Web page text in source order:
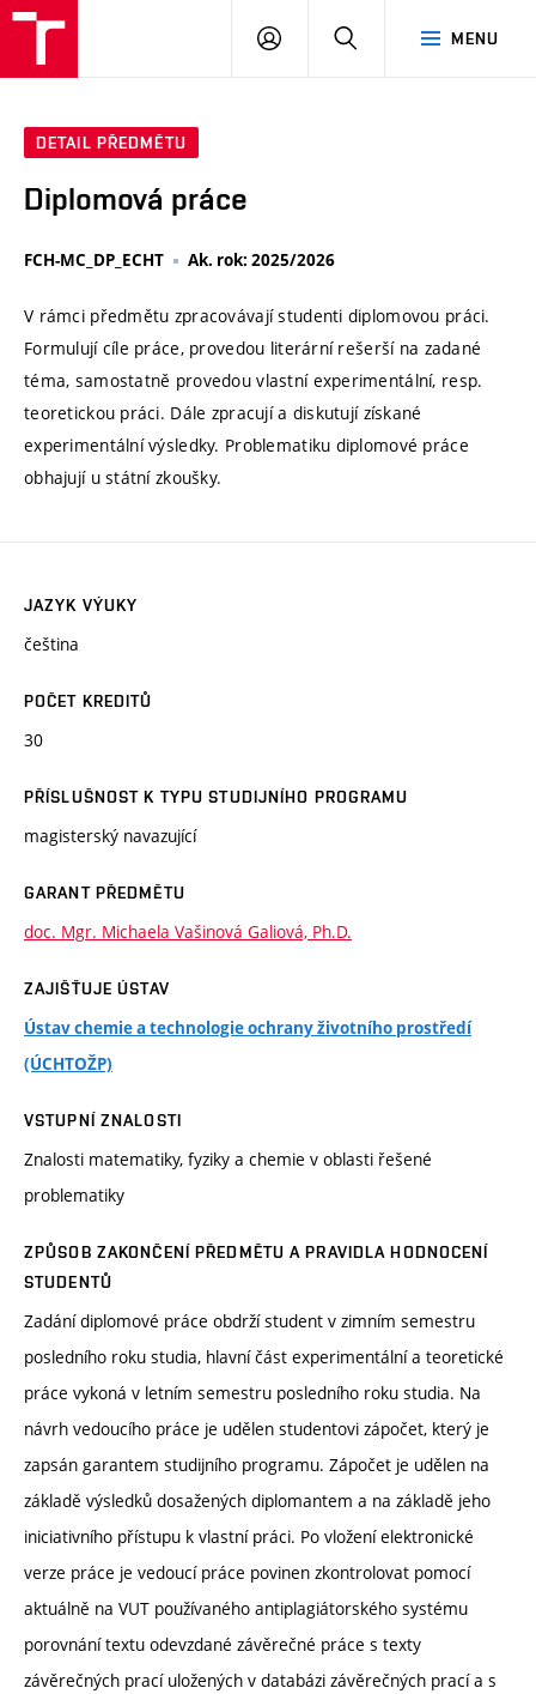
MENU
PŘIHLÁSIT
DETAIL PŘEDMĚTU
Diplomová práce
FCH-MC_DP_ECHT Ak. rok: 2025/2026
V rámci předmětu zpracovávají studenti diplomovou práci.
Formulují cíle práce, provedou literární rešerší na zadané
téma, samostatně provedou vlastní experimentální, resp.
teoretickou práci. Dále zpracují a diskutují získané
experimentální výsledky. Problematiku diplomové práce
obhajují u státní zkoušky.
JAZYK VÝUKY
čeština
POČET KREDITŮ
30
PŘÍSLUŠNOST K TYPU STUDIJNÍHO PROGRAMU
magisterský navazující
GARANT PŘEDMĚTU
doc. Mgr. Michaela Vašinová Galiová, Ph.D.
ZAJIŠŤUJE ÚSTAV
Ústav chemie a technologie ochrany životního prostředí
(ÚCHTOŽP)
VSTUPNÍ ZNALOSTI
Znalosti matematiky, fyziky a chemie v oblasti řešené
problematiky
ZPŮSOB ZAKONČENÍ PŘEDMĚTU A PRAVIDLA HODNOCENÍ
STUDENTŮ
Zadání diplomové práce obdrží student v zimním semestru
posledního roku studia, hlavní část experimentální a teoretické
práce vykoná v letním semestru posledního roku studia. Na
návrh vedoucího práce je udělen studentovi zápočet, který je
zapsán garantem studijního programu. Zápočet je udělen na
základě výsledků dosažených diplomantem a na základě jeho
iniciativního přístupu k vlastní práci. Po vložení elektronické
verze práce je vedoucí práce povinen zkontrolovat pomocí
aktuálně na VUT používaného antiplagiátorského systému
porovnání textu odevzdané závěrečné práce s texty
závěrečných prací uložených v databázi závěrečných prací a s